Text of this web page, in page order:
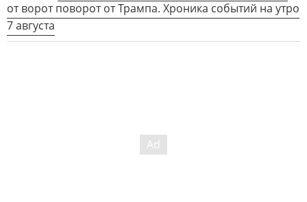
от ворот поворот от Трампа. Хроника событий на утро
7 августа